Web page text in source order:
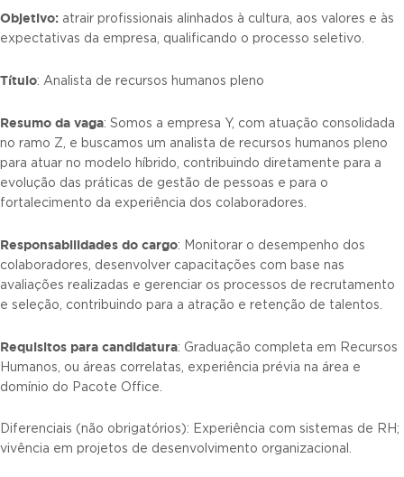
Objetivo: atrair profissionais alinhados à cultura, aos valores e às
expectativas da empresa, qualificando o processo seletivo.
Título: Analista de recursos humanos pleno
Resumo da vaga: Somos a empresa Y, com atuação consolidada
no ramo Z, e buscamos um analista de recursos humanos pleno
para atuar no modelo híbrido, contribuindo diretamente para a
evolução das práticas de gestão de pessoas e para o
fortalecimento da experiência dos colaboradores.
Responsabilidades do cargo: Monitorar o desempenho dos
colaboradores, desenvolver capacitações com base nas
avaliações realizadas e gerenciar os processos de recrutamento
e seleção, contribuindo para a atração e retenção de talentos.
Requisitos para candidatura: Graduação completa em Recursos
Humanos, ou áreas correlatas, experiência prévia na área e
domínio do Pacote Office.
Diferenciais (não obrigatórios): Experiência com sistemas de RH;
vivência em projetos de desenvolvimento organizacional.